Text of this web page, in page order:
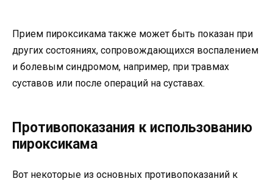
Прием пироксикама также может быть показан при
других состояниях, сопровождающихся воспалением
и болевым синдромом, например, при травмах
суставов или после операций на суставах.
Противопоказания к использованию
пироксикама
Вот некоторые из основных противопоказаний к